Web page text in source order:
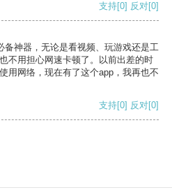
支持[0] 反对[0]
备神器，无论是看视频、玩游戏还是工
不用担心网速卡顿了。以前出差的时
用网络，现在有了这个app，我再也不
支持[0] 反对[0]